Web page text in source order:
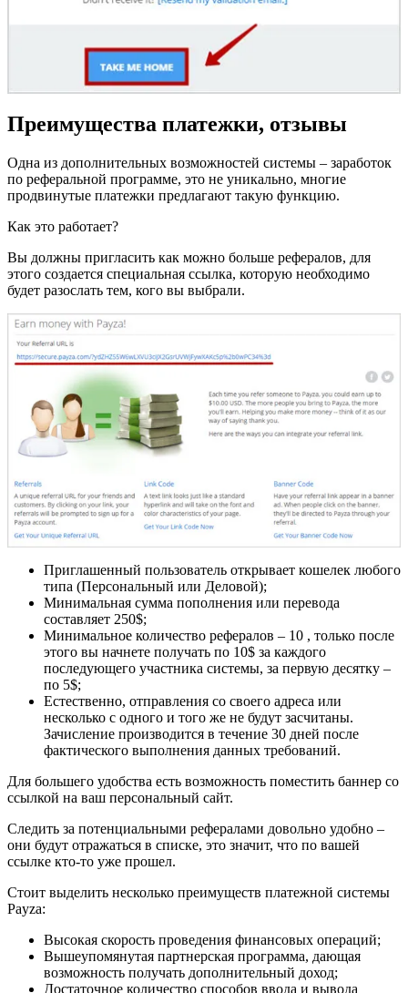
Преимущества платежки, отзывы
Одна из дополнительных возможностей системы – заработок
по реферальной программе, это не уникально, многие
продвинутые платежки предлагают такую функцию.
Как это работает?
Вы должны пригласить как можно больше рефералов, для
этого создается специальная ссылка, которую необходимо
будет разослать тем, кого вы выбрали.
Приглашенный пользователь открывает кошелек любого
типа (Персональный или Деловой);
Минимальная сумма пополнения или перевода
составляет 250$;
Минимальное количество рефералов – 10 , только после
этого вы начнете получать по 10$ за каждого
последующего участника системы, за первую десятку –
по 5$;
Естественно, отправления со своего адреса или
несколько с одного и того же не будут засчитаны.
Зачисление производится в течение 30 дней после
фактического выполнения данных требований.
Для большего удобства есть возможность поместить баннер со
ссылкой на ваш персональный сайт.
Следить за потенциальными рефералами довольно удобно –
они будут отражаться в списке, это значит, что по вашей
ссылке кто-то уже прошел.
Стоит выделить несколько преимуществ платежной системы
Payza:
Высокая скорость проведения финансовых операций;
Вышеупомянутая партнерская программа, дающая
возможность получать дополнительный доход;
Достаточное количество способов ввода и вывода